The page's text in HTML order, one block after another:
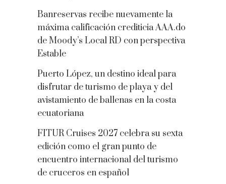
Banreservas recibe nuevamente la
máxima calificación crediticia AAA.do
de Moody’s Local RD con perspectiva
Estable
Puerto López, un destino ideal para
disfrutar de turismo de playa y del
avistamiento de ballenas en la costa
ecuatoriana
FITUR Cruises 2027 celebra su sexta
edición como el gran punto de
encuentro internacional del turismo
de cruceros en español